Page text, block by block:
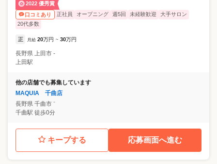
2022 優秀賞
口コミあり
正社員 オープニング 週5回 未経験歓迎
大手サロン
20代多数
正 月給 20万円 ~ 30万円
長野県 上田市 ‐
上田駅
他の店舗でも募集しています
MAQUIA 千曲店
長野県 千曲市 ⁻
千曲駅 徒歩0分
キープする 応募画面へ進む